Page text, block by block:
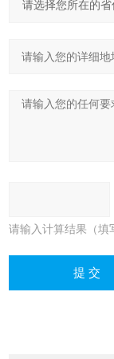
请输入计算结果（填